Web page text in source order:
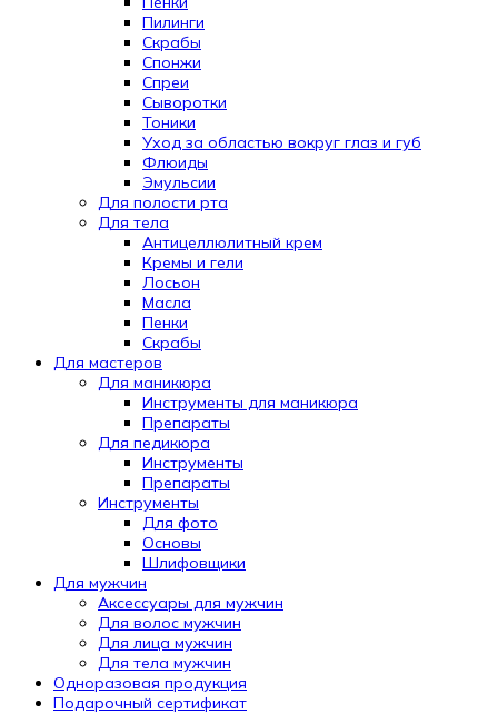
Пилинги
Скрабы
Спонжи
Спреи
Сыворотки
Тоники
Уход за областью вокруг глаз и губ
Флюиды
Эмульсии
Для полости рта
Для тела
Антицеллюлитный крем
Кремы и гели
Лосьон
Масла
Пенки
Скрабы
Для мастеров
Для маникюра
Инструменты для маникюра
Препараты
Для педикюра
Инструменты
Препараты
Инструменты
Для фото
Основы
Шлифовщики
Для мужчин
Аксессуары для мужчин
Для волос мужчин
Для лица мужчин
Для тела мужчин
Одноразовая продукция
Подарочный сертификат